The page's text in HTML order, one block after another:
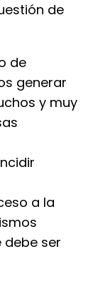
de
de
generar
y muy
a la
debe ser